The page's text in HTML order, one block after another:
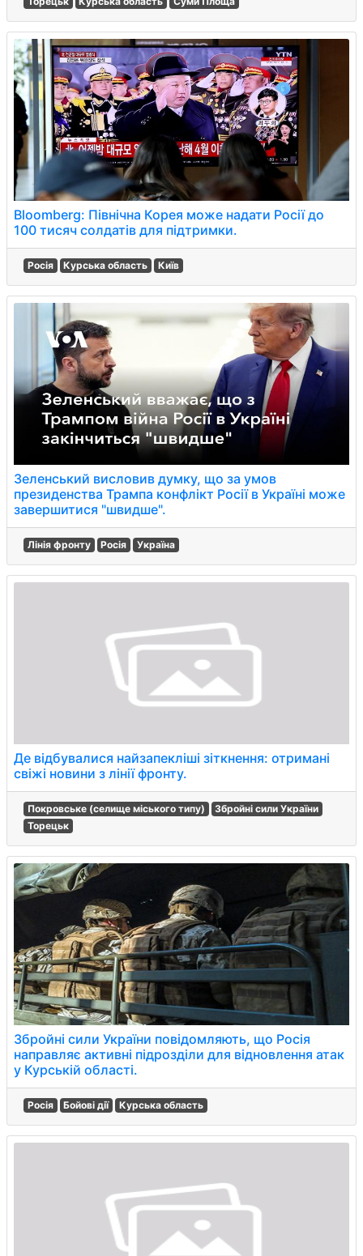
Bloomberg: Північна Корея може надати Росії до
100 тисяч солдатів для підтримки.
Росія Курська область Київ
Зеленський висловив думку, що за умов
президенства Трампа конфлікт Росії в Україні може
завершитися "швидше".
Лінія фронту Росія Україна
Де відбувалися найзапекліші зіткнення: отримані
свіжі новини з лінії фронту.
Покровське (селище міського типу)
Збройні сили України
Торецьк
Збройні сили України повідомляють, що Росія
направляє активні підрозділи для відновлення атак
у Курській області.
Росія Бойові дії Курська область